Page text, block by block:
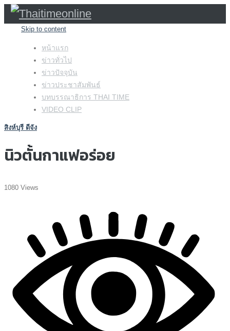
Skip to content
หน้าแรก
ข่าวทั่วไป
ข่าวปัจจุบัน
ข่าวประชาสัมพันธ์
บทบรรณาธิการ THAI TIME
VIDEO CLIP
สิงห์บุรี ดีจัง
นิวตั้นกาแฟอร่อย
1080 Views